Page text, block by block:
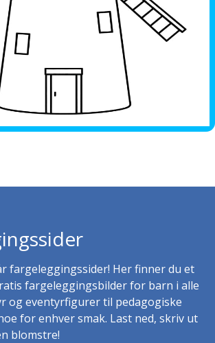
fargeleggingssider! Her finner du et
fargeleggingsbilder for barn i alle
og eventyrfigurer til pedagogiske
for enhver smak. Last ned, skriv ut
blomstre!